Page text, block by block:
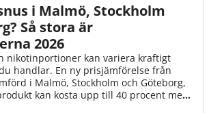
i Malmö, Stockholm
Så stora är
2026
nikotinportioner kan variera kraftigt
handlar. En ny prisjämförelse från
i Malmö, Stockholm och Göteborg,
kan kosta upp till 40 procent mer